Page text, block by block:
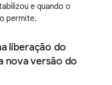
e quando o
permite.
liberação do
nova versão do